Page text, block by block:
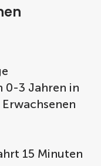
0-3 Jahren in
15 Minuten